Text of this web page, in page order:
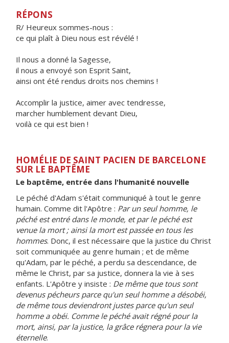
RÉPONS
R/ Heureux sommes-nous :
ce qui plaît à Dieu nous est révélé !
Il nous a donné la Sagesse,
il nous a envoyé son Esprit Saint,
ainsi ont été rendus droits nos chemins !
Accomplir la justice, aimer avec tendresse,
marcher humblement devant Dieu,
voilà ce qui est bien !
HOMÉLIE DE SAINT PACIEN DE BARCELONE
SUR LE BAPTÊME
Le baptême, entrée dans l'humanité nouvelle
Le péché d'Adam s'était communiqué à tout le genre
humain. Comme dit l'Apôtre : Par un seul homme, le
péché est entré dans le monde, et par le péché est
venue la mort ; ainsi la mort est passée en tous les
hommes. Donc, il est nécessaire que la justice du Christ
soit communiquée au genre humain ; et de même
qu'Adam, par le péché, a perdu sa descendance, de
même le Christ, par sa justice, donnera la vie à ses
enfants. L'Apôtre y insiste : De même que tous sont
devenus pécheurs parce qu'un seul homme a désobéi,
de même tous deviendront justes parce qu'un seul
homme a obéi. Comme le péché avait régné pour la
mort, ainsi, par la justice, la grâce régnera pour la vie
éternelle.